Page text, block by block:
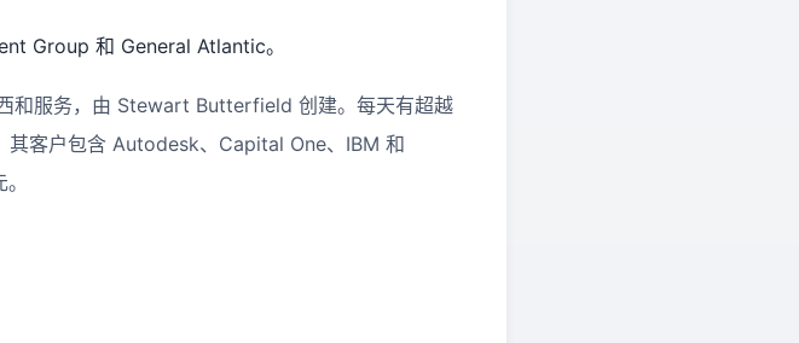
Group 和 General Atlantic。
和服务，由 Stewart Butterfield 创建。每天有超越
客户包含 Autodesk、Capital One、IBM 和